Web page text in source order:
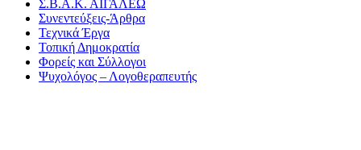
Σ.Β.Α.Κ. ΑΙΓΑΛΕΩ
Συνεντεύξεις-Άρθρα
Τεχνικά Έργα
Τοπική Δημοκρατία
Φορείς και Σύλλογοι
Ψυχολόγος – Λογοθεραπευτής